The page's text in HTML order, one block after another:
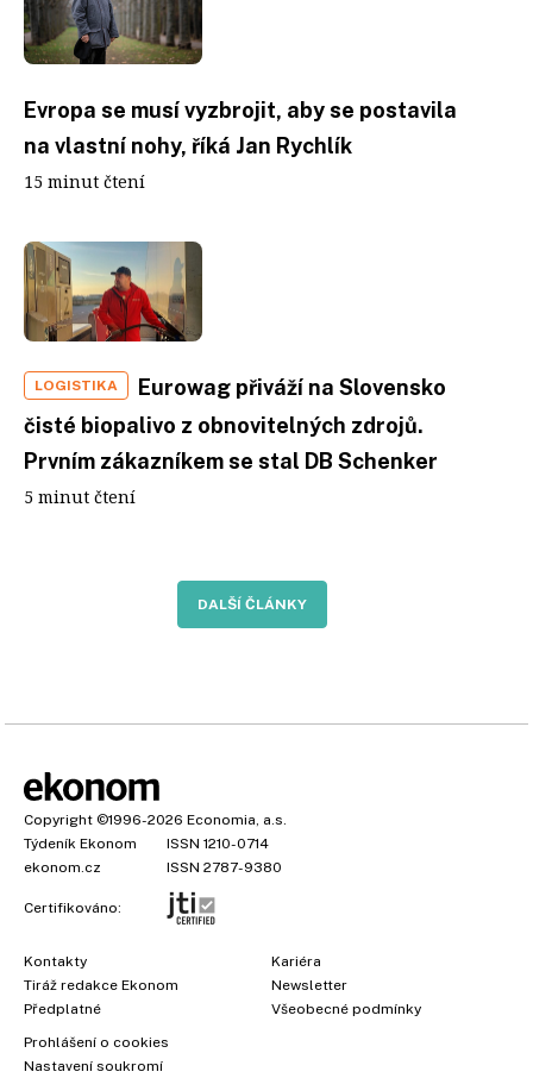
Evropa se musí vyzbrojit, aby se postavila
na vlastní nohy, říká Jan Rychlík
15 minut čtení
LOGISTIKA
Eurowag přiváží na Slovensko
čisté biopalivo z obnovitelných zdrojů.
Prvním zákazníkem se stal DB Schenker
5 minut čtení
DALŠÍ ČLÁNKY
Copyright ©1996-2026 Economia, a.s.
Týdeník Ekonom
ISSN 1210-0714
ekonom.cz
ISSN 2787-9380
Certifikováno:
Kontakty
Tiráž redakce Ekonom
Předplatné
Kariéra
Newsletter
Všeobecné podmínky
Prohlášení o cookies
Nastavení soukromí